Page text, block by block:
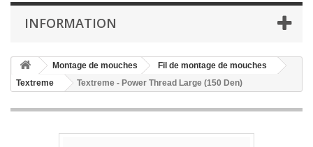
INFORMATION
Montage de mouches
Fil de montage de mouches
Textreme
Textreme - Power Thread Large (150 Den)